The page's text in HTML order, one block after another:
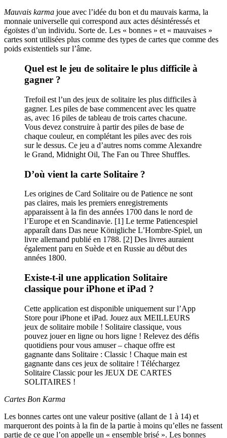
Mauvais karma joue avec l’idée du bon et du mauvais karma, la
monnaie universelle qui correspond aux actes désintéressés et
égoïstes d’un individu. Sorte de. Les « bonnes » et « mauvaises »
cartes sont utilisées plus comme des types de cartes que comme des
poids existentiels sur l’âme.
Quel est le jeu de solitaire le plus difficile à
gagner ?
Trefoil est l’un des jeux de solitaire les plus difficiles à
gagner. Les piles de base commencent avec les quatre
as, avec 16 piles de tableau de trois cartes chacune.
Vous devez construire à partir des piles de base de
chaque couleur, en complétant les piles avec des rois
sur le dessus. Ce jeu a d’autres noms comme Alexandre
le Grand, Midnight Oil, The Fan ou Three Shuffles.
D’où vient la carte Solitaire ?
Les origines de Card Solitaire ou de Patience ne sont
pas claires, mais les premiers enregistrements
apparaissent à la fin des années 1700 dans le nord de
l’Europe et en Scandinavie. [1] Le terme Patiencespiel
apparaît dans Das neue Königliche L’Hombre-Spiel, un
livre allemand publié en 1788. [2] Des livres auraient
également paru en Suède et en Russie au début des
années 1800.
Existe-t-il une application Solitaire
classique pour iPhone et iPad ?
Cette application est disponible uniquement sur l’App
Store pour iPhone et iPad. Jouez aux MEILLEURS
jeux de solitaire mobile ! Solitaire classique, vous
pouvez jouer en ligne ou hors ligne ! Relevez des défis
quotidiens pour vous amuser – chaque offre est
gagnante dans Solitaire : Classic ! Chaque main est
gagnante dans ces jeux de solitaire ! Téléchargez
Solitaire Classic pour les JEUX DE CARTES
SOLITAIRES !
Cartes Bon Karma
Les bonnes cartes ont une valeur positive (allant de 1 à 14) et
marqueront des points à la fin de la partie à moins qu’elles ne fassent
partie de ce que l’on appelle un « ensemble brisé ». Les bonnes